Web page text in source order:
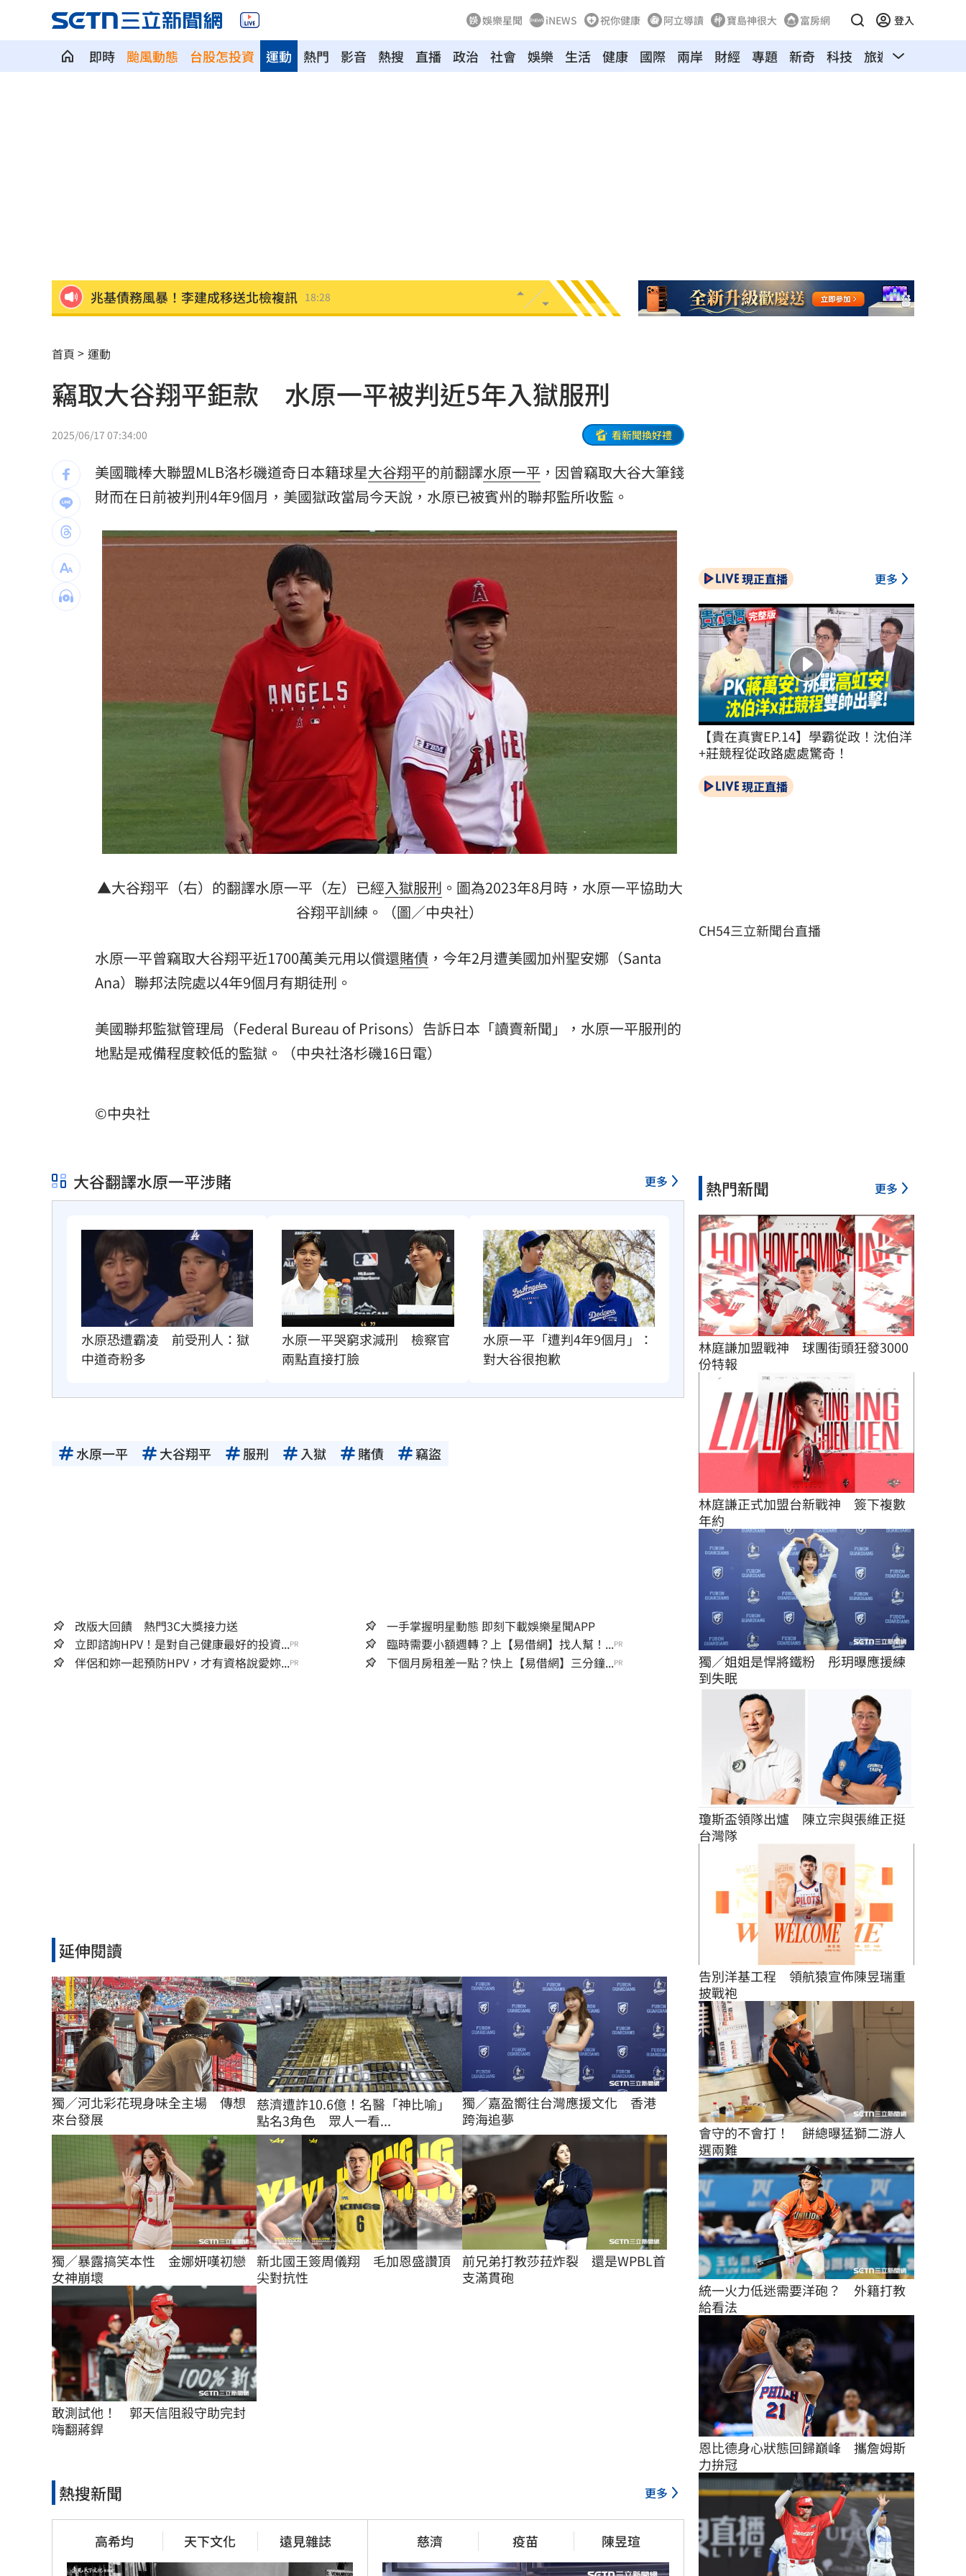
娛樂星聞 iNEWS 祝你健康 阿立導讀 寶島神很大 富房網 登入
即時 颱風動態 台股怎投資 熱門 影音 熱搜 直播 政治 社會 娛樂 生活 健康 國際 兩岸
運動 財經 專題 新奇 科技 旅遊 汽車
兆基債務風暴！李建成移送北檢複訊 18:28
日本長壽秘密找到了！1食物穩血糖又通腸
新/涉收原鄉工程回扣 高市議員120萬交保 18:24
關注城鎮韌性演習 10駐台單位齊發文宣導 18:15
台股ETF規模飆破7.5兆 「這兩檔」翻倍漲
遊客脫序行為 台東天空之鏡淪垃圾場 18:13
全聯阿嬤級洗碗精 客人讚去油力強用45年 18:13
瑪帝斯明一軍先發 後藤證實割愛阿部雄大
不斷更新／8日國籍航空、船班異動一次看 18:09
IU生日驚喜曝光 邊佑錫爆親訂紫色蛋糕
桃猿牛棚壞消息 陳柏豪動刀確定本季報銷 18:08
台灣彩券開獎直播中
LIVE三立+24小時直播 15:27
三立iNEWS新聞台線上直播 18:00
台彩父親節推新刮刮樂千萬頭獎超「爸」氣 12:00
商場戰國來臨 台中「頂奢大道」逐漸成形 12:00
「拍片人的多重宇宙」職涯論壇9/12登場！ 10:30
8國球員齊聚高雄 Formosa 7s掀足球熱潮 10:00
理想混蛋號召粉絲跨海追星吃美食！
首頁 運動
竊取大谷翔平鉅款 水原一平被判近5年入獄服刑
2025/06/17 07:34:00 看新聞換好禮
美國職棒大聯盟MLB洛杉磯道奇日本籍球星大谷翔平的前翻譯水原一平 ，因曾竊取大谷大筆錢
財而在日前被判刑4年9個月，美國獄政當局今天說，水原已被賓州的聯邦監所收監。
▲大谷翔平（右）的翻譯水原一平（左）已經入獄服刑 。圖為2023年8月時，水原一平協助大
谷翔平訓練。（圖／中央社）
水原一平曾竊取大谷翔平近1700萬美元用以償還賭債 ，今年2月遭美國加州聖安娜（Santa
Ana）聯邦法院處以4年9個月有期徒刑。
美國聯邦監獄管理局（Federal Bureau of Prisons）告訴日本「讀賣新聞」，水原一平服刑的
地點是戒備程度較低的監獄。（中央社洛杉磯16日電）
©中央社
大谷翻譯水原一平涉賭 更多
水原恐遭霸凌　前受刑人：獄
中道奇粉多
水原一平哭窮求減刑　檢察官
兩點直接打臉
水原一平「遭判4年9個月」：
對大谷很抱歉
水原一平 大谷翔平 服刑 入獄 賭債 竊盜
改版大回饋 熱門3C大獎接力送
一手掌握明星動態 即刻下載娛樂星聞APP
立即諮詢HPV！是對自己健康最好的投資...PR 臨時需要小額週轉？上【易借網】找人幫！...PR
伴侶和妳一起預防HPV，才有資格說愛妳...PR 下個月房租差一點？快上【易借網】三分鐘...PR
延伸閱讀
獨／河北彩花現身味全主場　傳想
來台發展
慈濟遭詐10.6億！名醫「神比喻」
點名3角色 眾人一看...
獨／嘉盈嚮往台灣應援文化　香港
跨海追夢
獨／暴露搞笑本性　金娜妍嘆初戀
女神崩壞
新北國王簽周儀翔　毛加恩盛讚頂
尖對抗性
前兄弟打教莎菈炸裂　還是WPBL首
支滿貫砲
敢測試他！　郭天信阻殺守助完封
嗨翻蔣銲
熱搜新聞 更多
高希均 天下文化 遠見雜誌 慈濟 疫苗 陳昱瑄
現正直播 更多
【貴在真實EP.14】學霸從政！沈伯洋
+莊競程從政路處處驚奇！
現正直播
CH54三立新聞台直播
熱門新聞 更多
林庭謙加盟戰神　球團街頭狂發3000
份特報
林庭謙正式加盟台新戰神　簽下複數
年約
獨／姐姐是悍將鐵粉　彤玥曝應援練
到失眠
瓊斯盃領隊出爐　陳立宗與張維正挺
台灣隊
告別洋基工程　領航猿宣佈陳昱瑞重
披戰袍
會守的不會打！　餅總曝猛獅二游人
選兩難
統一火力低迷需要洋砲？　外籍打教
給看法
恩比德身心狀態回歸巔峰　攜詹姆斯
力拚冠